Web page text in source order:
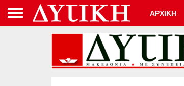
ΑΡΧΙΚΗ